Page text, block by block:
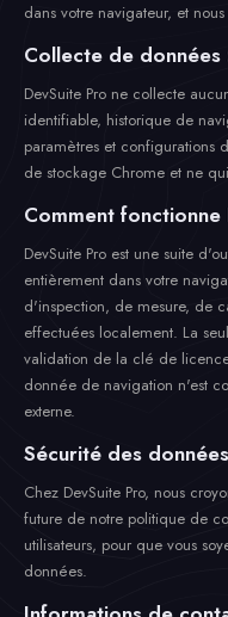
dans votre navigateur, et
Collecte de données
DevSuite Pro ne collecte
identifiable, historique de
paramètres et configurations
de stockage Chrome et ne
Comment fonctionne
DevSuite Pro est une suite
entièrement dans votre
d'inspection, de mesure, de
effectuées localement. La
validation de la clé de
donnée de navigation n'est
externe.
Sécurité des
Chez DevSuite Pro, nous
future de notre politique de
utilisateurs, pour que vous
données.